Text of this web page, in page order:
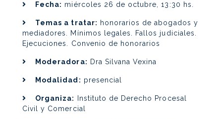
Fecha: miércoles 26 de octubre, 13:30 hs.
Temas a tratar: honorarios de abogados y
mediadores. Mínimos legales. Fallos judiciales.
Ejecuciones. Convenio de honorarios
Moderadora: Dra Silvana Vexina
Modalidad: presencial
Organiza:
Instituto de Derecho Procesal
Civil y Comercial